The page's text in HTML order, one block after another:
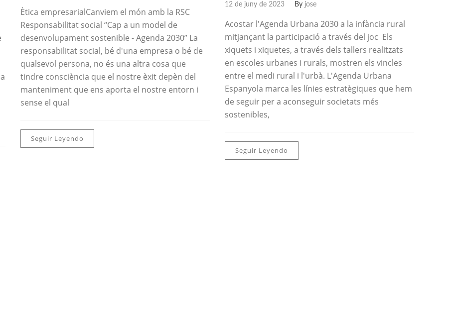
Ètica empresarialCanviem el món amb la RSC
Responsabilitat social “Cap a un model de
desenvolupament sostenible - Agenda 2030” La
responsabilitat social, bé d'una empresa o bé de
qualsevol persona, no és una altra cosa que
tindre consciència que el nostre èxit depèn del
manteniment que ens aporta el nostre entorn i
sense el qual
Seguir Leyendo
12 de juny de 2023 By jose
Acostar l'Agenda Urbana 2030 a la infància rural
mitjançant la participació a través del joc Els
xiquets i xiquetes, a través dels tallers realitzats
en escoles urbanes i rurals, mostren els vincles
entre el medi rural i l'urbà. L'Agenda Urbana
Espanyola marca les línies estratègiques que hem
de seguir per a aconseguir societats més
sostenibles,
Seguir Leyendo